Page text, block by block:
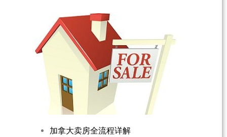
加拿大卖房全流程详解